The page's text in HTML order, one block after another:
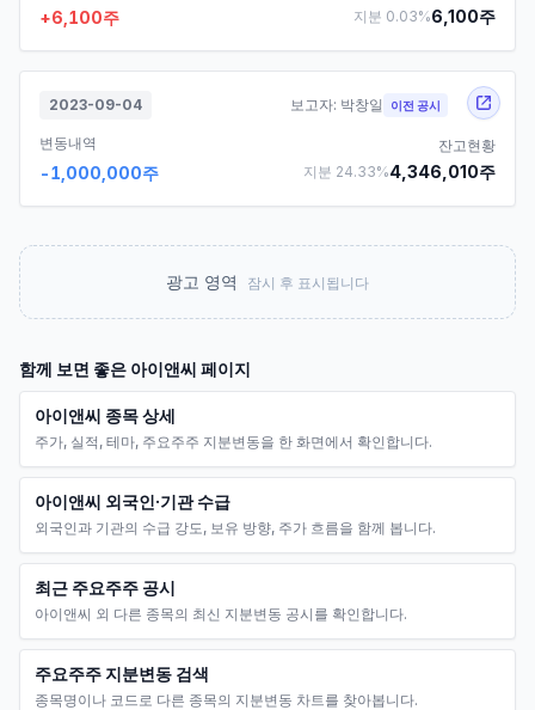
+6,100주
지분 0.03%6,100주
2023-09-04 보고자: 박창일 이전 공시
변동내역
-1,000,000주
잔고현황
지분 24.33%4,346,010주
광고 영역 잠시 후 표시됩니다
함께 보면 좋은 아이앤씨 페이지
아이앤씨 종목 상세
주가, 실적, 테마, 주요주주 지분변동을 한 화면에서 확인합니다.
아이앤씨 외국인·기관 수급
외국인과 기관의 수급 강도, 보유 방향, 주가 흐름을 함께 봅니다.
최근 주요주주 공시
아이앤씨 외 다른 종목의 최신 지분변동 공시를 확인합니다.
주요주주 지분변동 검색
종목명이나 코드로 다른 종목의 지분변동 차트를 찾아봅니다.